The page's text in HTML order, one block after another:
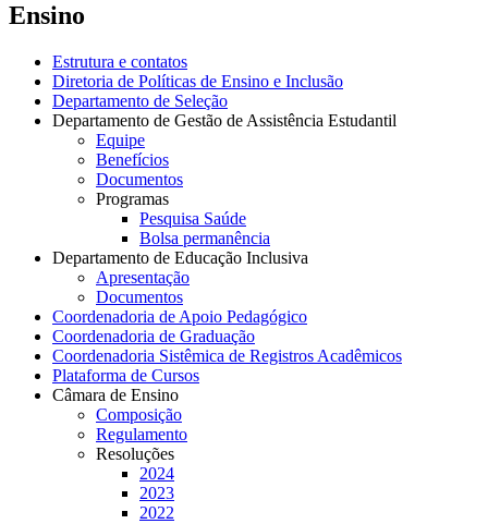
Ensino
Estrutura e contatos
Diretoria de Políticas de Ensino e Inclusão
Departamento de Seleção
Departamento de Gestão de Assistência Estudantil
Equipe
Benefícios
Documentos
Programas
Pesquisa Saúde
Bolsa permanência
Departamento de Educação Inclusiva
Apresentação
Documentos
Coordenadoria de Apoio Pedagógico
Coordenadoria de Graduação
Coordenadoria Sistêmica de Registros Acadêmicos
Plataforma de Cursos
Câmara de Ensino
Composição
Regulamento
Resoluções
2024
2023
2022